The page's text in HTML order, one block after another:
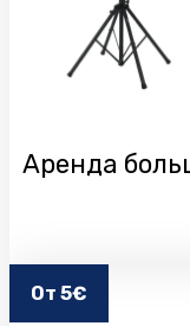
Аренда
От 5€